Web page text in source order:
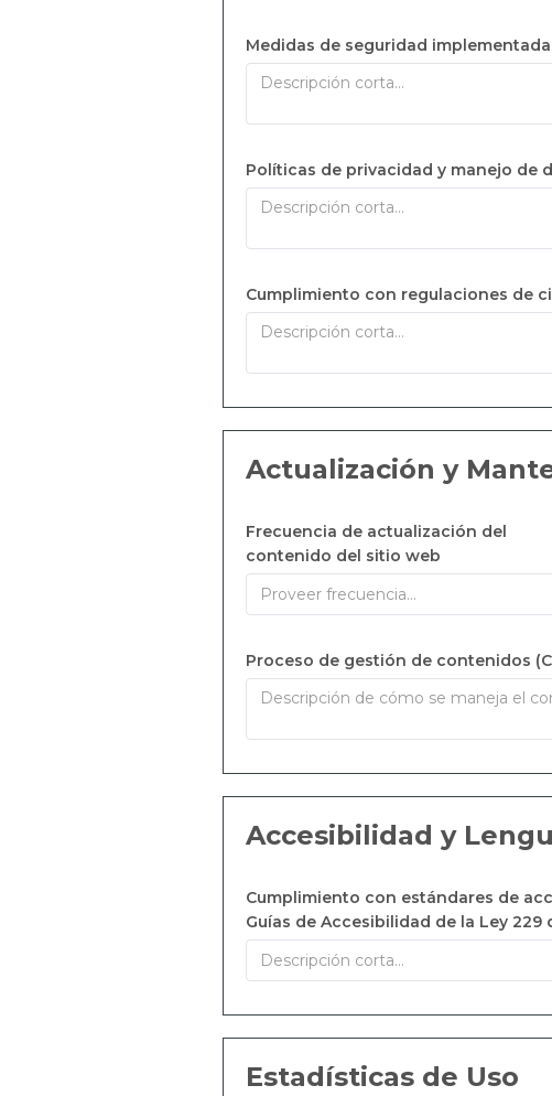
Medidas de seguridad
Políticas de privacidad y manejo de
Cumplimiento con regulaciones de
Actualización y
Frecuencia de actualización del
contenido del sitio web
Proceso de gestión de contenidos
Accesibilidad y
Cumplimiento con estándares de
Guías de Accesibilidad de la Ley
Estadísticas de Uso